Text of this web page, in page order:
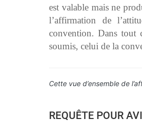
est valable mais ne
l’affirmation de
convention. Dans tout
soumis, celui de la
Cette vue d’ensemble de
REQUÊTE POUR